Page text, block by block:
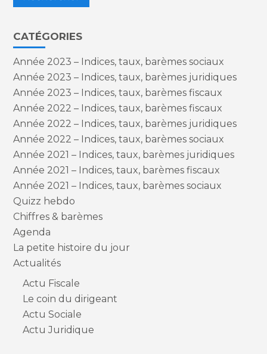
CATÉGORIES
Année 2023 – Indices, taux, barèmes sociaux
Année 2023 – Indices, taux, barèmes juridiques
Année 2023 – Indices, taux, barèmes fiscaux
Année 2022 – Indices, taux, barèmes fiscaux
Année 2022 – Indices, taux, barèmes juridiques
Année 2022 – Indices, taux, barèmes sociaux
Année 2021 – Indices, taux, barèmes juridiques
Année 2021 – Indices, taux, barèmes fiscaux
Année 2021 – Indices, taux, barèmes sociaux
Quizz hebdo
Chiffres & barèmes
Agenda
La petite histoire du jour
Actualités
Actu Fiscale
Le coin du dirigeant
Actu Sociale
Actu Juridique